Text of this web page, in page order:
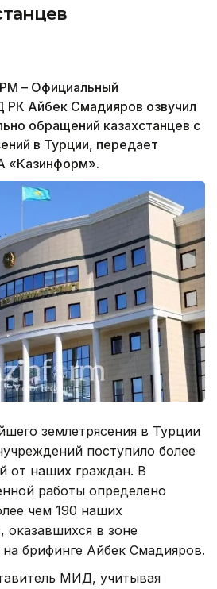
– Официальный
Айбек Смадияров озвучил
обращений казахстанцев с
в Турции, передает
«Казинформ».
землетрясения в Турции
поступило более
от наших граждан. В
работы определено
чем 190 наших
оказавшихся в зоне
на брифинге Айбек Смадияров.
МИД, учитывая